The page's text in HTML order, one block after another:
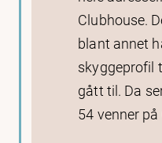
Clubhouse.
blant annet
skyggeprofil
gått til. Da
54 venner